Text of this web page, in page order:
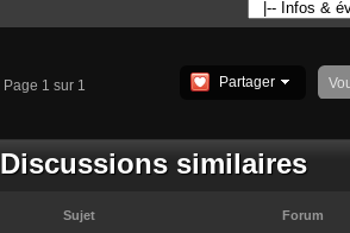
Page 1 sur 1 Partager
Discussions similaires
Sujet Forum